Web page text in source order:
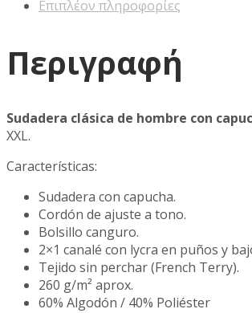
Επιπλέον πληροφορίες
Περιγραφή
Sudadera clásica de hombre con
XXL.
Características:
Sudadera con capucha.
Cordón de ajuste a tono.
Bolsillo canguro.
2×1 canalé con lycra en puños y
Tejido sin perchar (French Terry).
260 g/m² aprox.
60% Algodón / 40% Poliéster